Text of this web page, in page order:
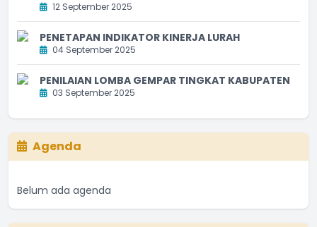
12 September 2025
PENETAPAN INDIKATOR KINERJA LURAH
04 September 2025
PENILAIAN LOMBA GEMPAR TINGKAT KABUPATEN
03 September 2025
Agenda
Belum ada agenda